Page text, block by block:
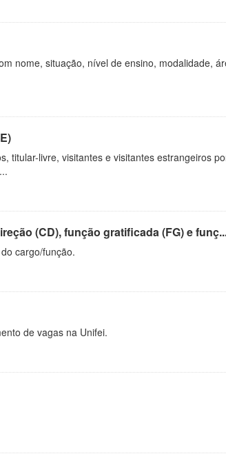
nome, situação, nível de ensino, modalidade,
titular-livre, visitantes e visitantes estrangeiros
(CD), função gratificada (FG) e
cargo/função.
de vagas na Unifei.